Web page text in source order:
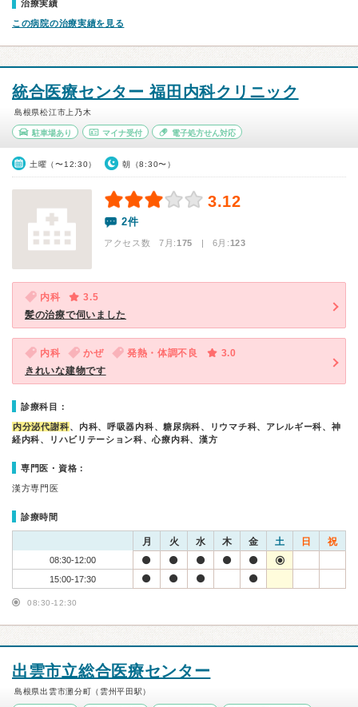
治療実績
この病院の治療実績を見る
統合医療センター 福田内科クリニック
島根県松江市上乃木
駐車場あり マイナ受付 電子処方せん対応
土曜（〜12:30） 朝（8:30〜）
3.12
2件
アクセス数 7月:175 | 6月:123
内科
3.5
髪の治療で伺いました
内科 かぜ 発熱・体調不良
3.0
きれいな建物です
診療科目：
内分泌代謝科、内科、呼吸器内科、糖尿病科、リウマチ科、アレルギー科、神
経内科、リハビリテーション科、心療内科、漢方
専門医・資格：
漢方専門医
診療時間
月 火 水 木 金 土 日 祝
08:30-12:00
15:00-17:30
08:30-12:30
出雲市立総合医療センター
島根県出雲市灘分町（雲州平田駅）